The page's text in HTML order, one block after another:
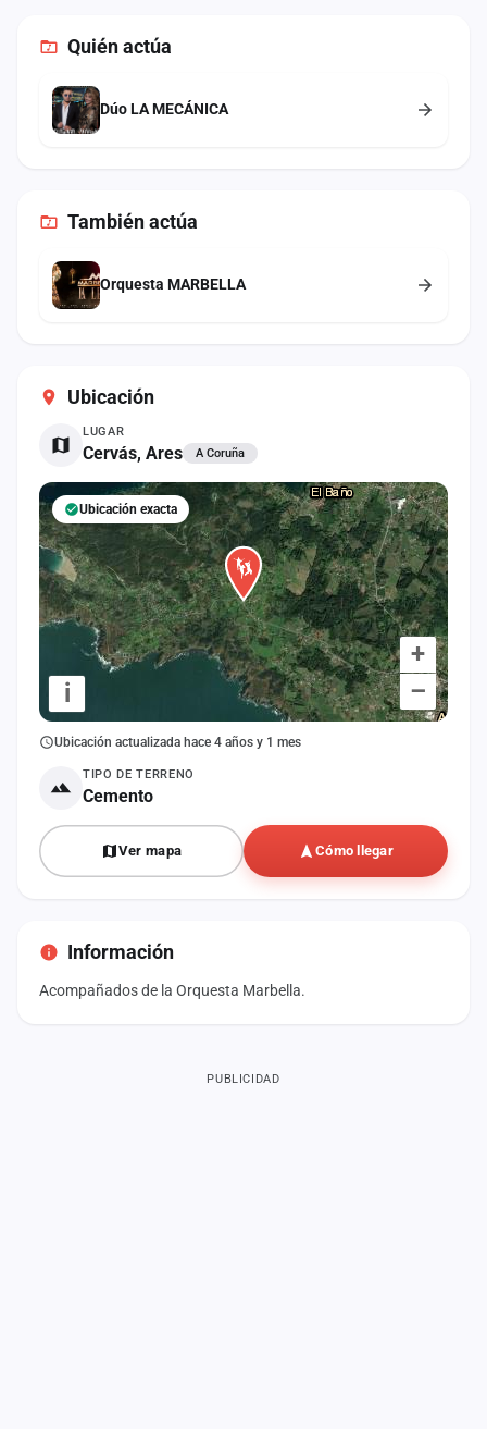
Ubicación
LUGAR
Cervás, Ares A Coruña
+
–
i
Ubicación exacta
Ubicación actualizada hace 4 años y 1 mes
TIPO DE TERRENO
Cemento
Ver mapa Cómo llegar
Información
Acompañados de la Orquesta Marbella.
Quién actúa
Dúo LA MECÁNICA
Tambiénactúa
Orquesta MARBELLA
PUBLICIDAD